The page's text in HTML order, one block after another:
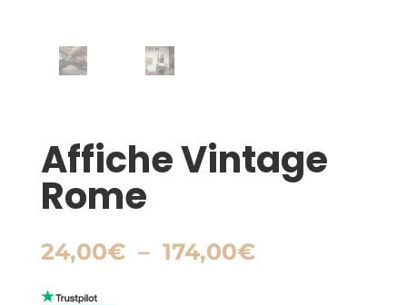
Affiche Vintage
Rome
24,00€ – 174,00€Plage